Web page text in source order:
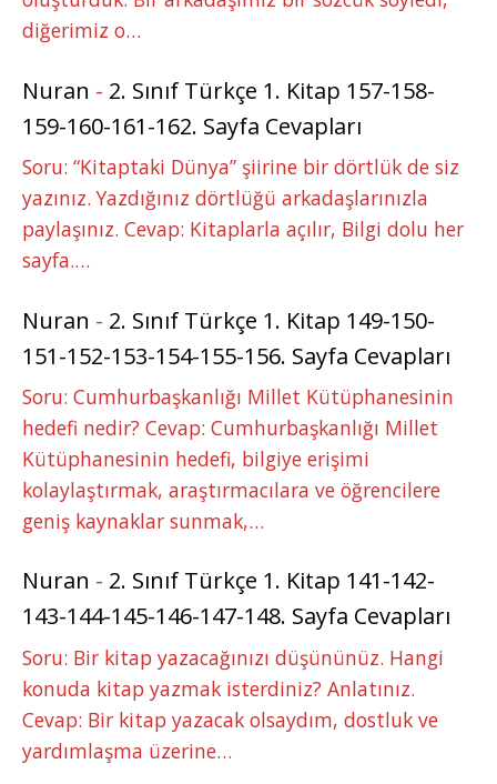
diğerimiz o…
Nuran - 2. Sınıf Türkçe 1. Kitap 157-158-
159-160-161-162. Sayfa Cevapları
Soru: “Kitaptaki Dünya” şiirine bir dörtlük de siz
yazınız. Yazdığınız dörtlüğü arkadaşlarınızla
paylaşınız. Cevap: Kitaplarla açılır, Bilgi dolu her
sayfa.…
Nuran - 2. Sınıf Türkçe 1. Kitap 149-150-
151-152-153-154-155-156. Sayfa Cevapları
Soru: Cumhurbaşkanlığı Millet Kütüphanesinin
hedefi nedir? Cevap: Cumhurbaşkanlığı Millet
Kütüphanesinin hedefi, bilgiye erişimi
kolaylaştırmak, araştırmacılara ve öğrencilere
geniş kaynaklar sunmak,…
Nuran - 2. Sınıf Türkçe 1. Kitap 141-142-
143-144-145-146-147-148. Sayfa Cevapları
Soru: Bir kitap yazacağınızı düşününüz. Hangi
konuda kitap yazmak isterdiniz? Anlatınız.
Cevap: Bir kitap yazacak olsaydım, dostluk ve
yardımlaşma üzerine…